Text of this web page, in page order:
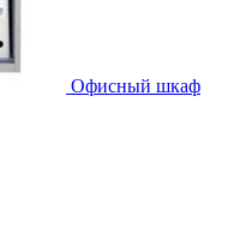
Офисный шкаф